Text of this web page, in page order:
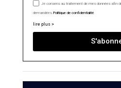
Je consens au traitement de mes données afin
demandées. Politique de confidentialité
lire plus >